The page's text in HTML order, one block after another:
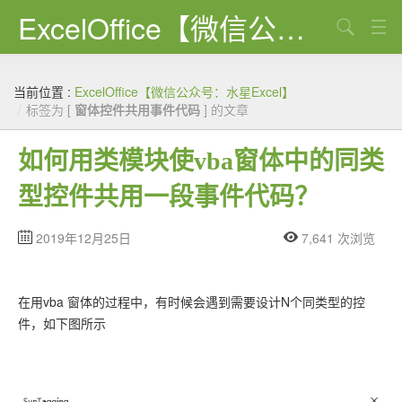
ExcelOffice【微信公众号：水星Excel】
资源下载
VBA代码大全
EXCEL VBA
Excel图表
Python
当前位置 : ExcelOffice【微信公众号：水星Excel】
/ 标签为 [ 窗体控件共用事件代码 ] 的文章
如何用类模块使vba窗体中的同类
型控件共用一段事件代码？
2019年12月25日 7,641 次浏览
在用vba 窗体的过程中，有时候会遇到需要设计N个同类型的控
件，如下图所示